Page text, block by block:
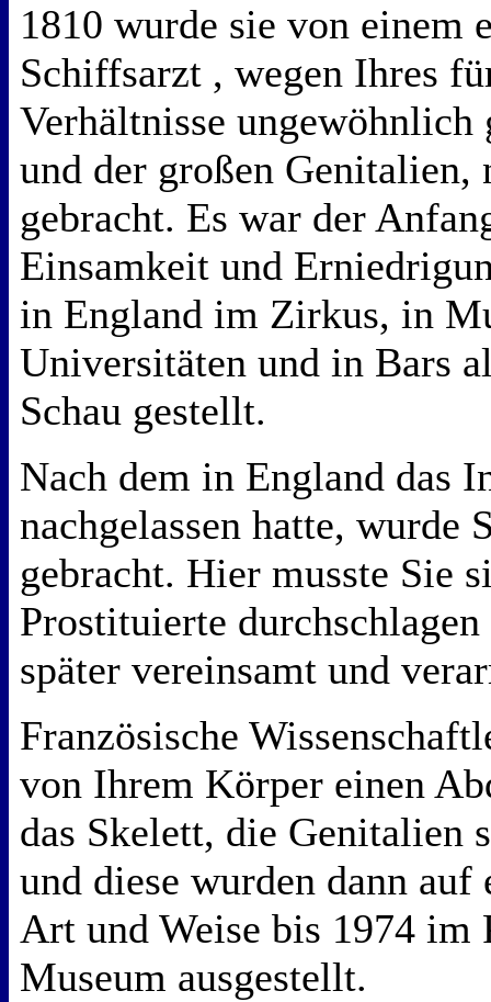
1810 wurde sie von einem
Schiffsarzt , wegen Ihres
Verhältnisse
und der großen Genitalien,
gebracht. Es war der
Einsamkeit und
in England im Zirkus, in
Universitäten und in Bars
Schau gestellt.
Nach dem in England das
nachgelassen hatte, wurde
gebracht. Hier musste Sie
Prostituierte
später vereinsamt und
Französische
von Ihrem Körper einen
das Skelett, die Genitalien
und diese wurden dann auf
Art und Weise bis 1974 im
Museum ausgestellt.